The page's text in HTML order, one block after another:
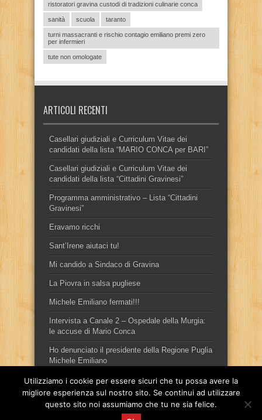
ristoratori gravina custodi di tradizioni culinarie conca
sanità scuola taranto
turni massacranti e rischio contagio emiliano premi zero
per infermieri
tute non omologate
ARTICOLI RECENTI
Casellari giudiziali e Curriculum Vitae dei
candidati della lista “MARIO CONCA per BARI”
Casellari giudiziali e Curriculum Vitae dei
candidati della lista “Cittadini Gravinesi”
Programma amministrativo – Lista “Cittadini
Gravinesi”
Eravamo ricchi
Sant’Irene aiutaci tu!
Mi candido a Sindaco di Gravina
La Piovra in salsa pugliese
Michele Emiliano fermati!!!
Intervista a Canale 2 – Ospedale della Murgia:
le accuse di Mario Conca
Ho denunciato il presidente della Regione Puglia
Michele Emiliano
Utilizziamo i cookie per essere sicuri che tu possa avere la
migliore esperienza sul nostro sito. Se continui ad utilizzare
questo sito noi assumiamo che tu ne sia felice.